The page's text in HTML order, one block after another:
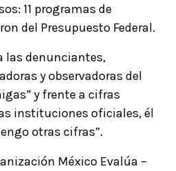
11 programas de
del Presupuesto Federal.
las denunciantes,
y observadoras del
y frente a cifras
instituciones oficiales, él
otras cifras”.
México Evalúa –